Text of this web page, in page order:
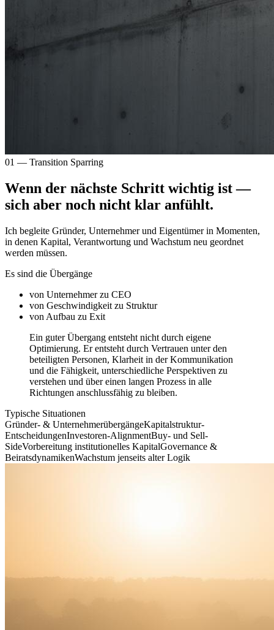
01 — Transition Sparring
Wenn der nächste Schritt wichtig ist —
sich aber noch nicht klar anfühlt.
Ich begleite Gründer, Unternehmer und Eigentümer in Momenten,
in denen Kapital, Verantwortung und Wachstum neu geordnet
werden müssen.
Es sind die Übergänge
von Unternehmer zu CEO
von Geschwindigkeit zu Struktur
von Aufbau zu Exit
Ein guter Übergang entsteht nicht durch eigene
Optimierung. Er entsteht durch Vertrauen unter den
beteiligten Personen, Klarheit in der Kommunikation
und die Fähigkeit, unterschiedliche Perspektiven zu
verstehen und über einen langen Prozess in alle
Richtungen anschlussfähig zu bleiben.
Typische Situationen
Gründer- & Unternehmer­übergängeKapitalstruktur-
EntscheidungenInvestoren-AlignmentBuy- und Sell-
SideVorbereitung institutionelles KapitalGovernance &
BeiratsdynamikenWachstum jenseits alter Logik